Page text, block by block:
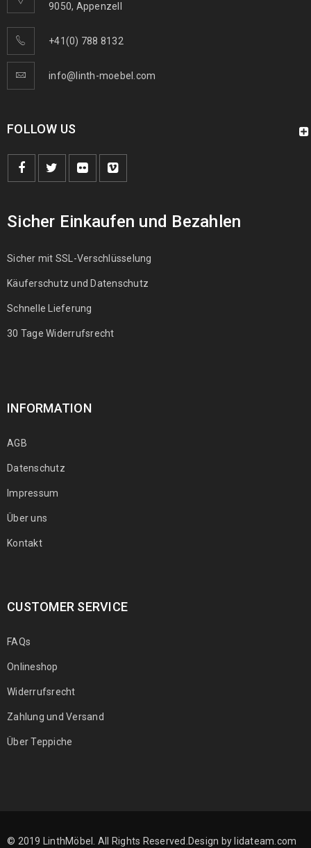
9050, Appenzell
+41(0) 788 8132
info@linth-moebel.com
FOLLOW US
Sicher Einkaufen und Bezahlen
Sicher mit SSL-Verschlüsselung
Käuferschutz und Datenschutz
Schnelle Lieferung
30 Tage Widerrufsrecht
INFORMATION
AGB
Datenschutz
Impressum
Über uns
Kontakt
CUSTOMER SERVICE
FAQs
Onlineshop
Widerrufsrecht
Zahlung und Versand
Über Teppiche
© 2019 LinthMöbel. All Rights Reserved.Design by lidateam.com